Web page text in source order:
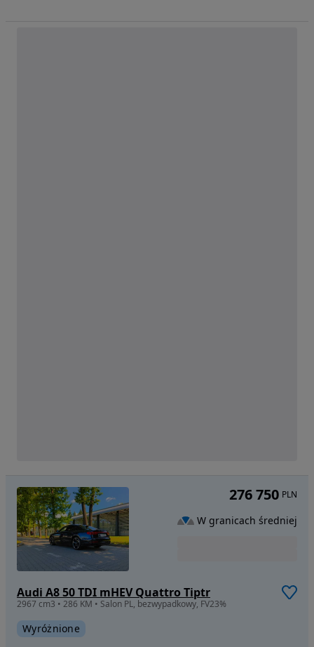
Audi A8 50 TDI mHEV Quattro Tiptr
2967 cm3 • 286 KM • Salon PL, bezwypadkowy, FV23%
Wyróżnione
276 750 PLN
W granicach średniej